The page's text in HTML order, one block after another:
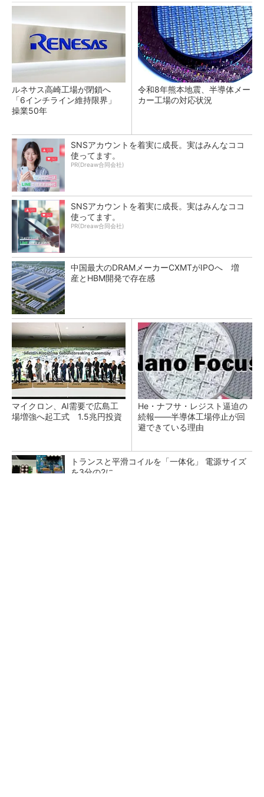
ルネサス高崎工場が閉鎖へ
「6インチライン維持限界」
操業50年
令和8年熊本地震、半導体メー
カー工場の対応状況
SNSアカウントを着実に成長。実はみんなココ
使ってます。
PR(Dreaw合同会社)
SNSアカウントを着実に成長。実はみんなココ
使ってます。
PR(Dreaw合同会社)
中国最大のDRAMメーカーCXMTがIPOへ 増
産とHBM開発で存在感
マイクロン、AI需要で広島工
場増強へ起工式 1.5兆円投資
He・ナフサ・レジスト逼迫の
続報――半導体工場停止が回
避できている理由
トランスと平滑コイルを「一体化」 電源サイズ
を3分の2に